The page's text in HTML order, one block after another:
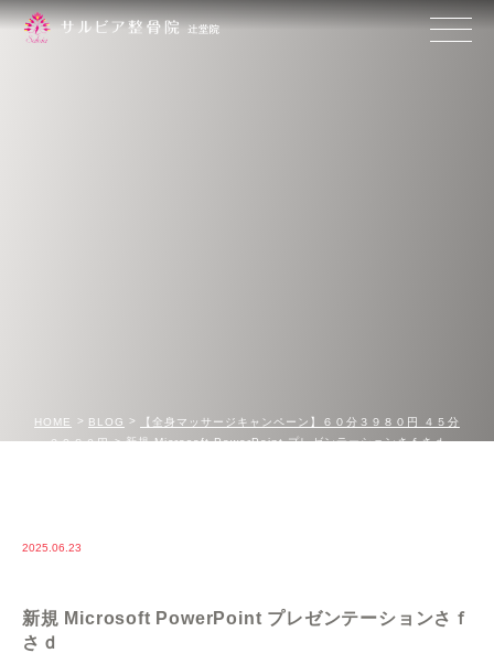
HOME BLOG
【全身マッサージキャンペーン】６０分３９８０円 ４５分
２９８０円
新規 Microsoft PowerPoint プレゼンテーションさｆさｄ
2025.06.23
新規 Microsoft PowerPoint プレゼンテーションさｆ
さｄ